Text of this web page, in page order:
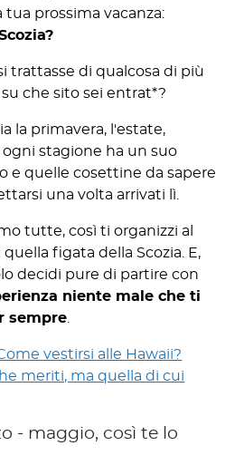
tua prossima vacanza:
trattasse di qualcosa di più
che sito sei entrat*?
la primavera, l'estate,
ogni stagione ha un suo
e quelle cosettine da sapere
una volta arrivati lì.
tutte, così ti organizzi al
figata della Scozia. E,
decidi pure di partire con
niente male che ti
sempre
vestirsi alle Hawaii?
meriti, ma quella di cui
- maggio, così te lo